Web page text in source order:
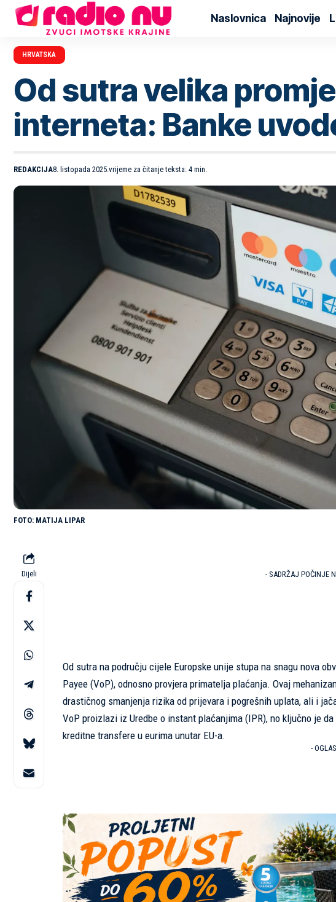
Naslovnica Najnovije
HRVATSKA
Od sutra velika
interneta: Banke
REDAKCIJA8. listopada 2025. vrijeme za čitanje teksta: 4 min.
MATIJA LIPAR
Dijeli - SADRŽAJ POČINJE
Od sutra na području cijele Europske unije stupa na snagu nova
Payee (VoP), odnosno provjera primatelja plaćanja. Ovaj
drastičnog smanjenja rizika od prijevara i pogrešnih uplata, ali i
VoP proizlazi iz Uredbe o instant plaćanjima (IPR), no ključno je
kreditne transfere u eurima unutar EU-a.
-